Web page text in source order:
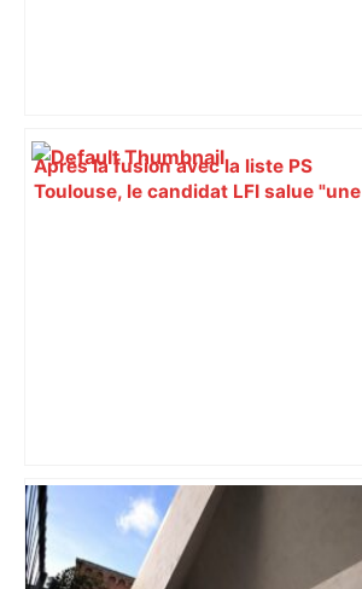
Après la fusion avec la liste PS
Toulouse, le candidat LFI salue "une
Alliance PS/LFI à Toulouse : Marc
Sztulman claque la porte – RMC